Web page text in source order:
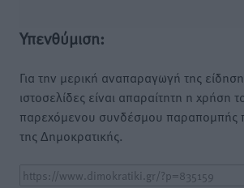
Υπενθύμιση:
Για την μερική αναπαραγωγή της
ιστοσελίδες είναι απαραίτητη η χρήση
παρεχόμενου συνδέσμου παραπομπής
της Δημοκρατικής.